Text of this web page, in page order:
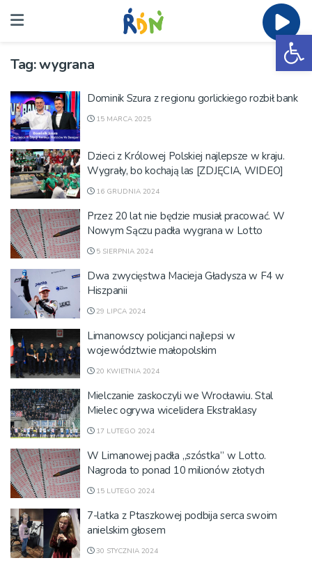
Tag:wygrana
Dominik Szura z regionu gorlickiego rozbił bank
15 MARCA 2025
Dzieci z Królowej Polskiej najlepsze w kraju.
Wygrały, bo kochają las [ZDJĘCIA, WIDEO]
16 GRUDNIA 2024
Przez 20 lat nie będzie musiał pracować. W
Nowym Sączu padła wygrana w Lotto
5 SIERPNIA 2024
Dwa zwycięstwa Macieja Gładysza w F4 w
Hiszpanii
29 LIPCA 2024
Limanowscy policjanci najlepsi w
województwie małopolskim
20 KWIETNIA 2024
Mielczanie zaskoczyli we Wrocławiu. Stal
Mielec ogrywa wicelidera Ekstraklasy
17 LUTEGO 2024
W Limanowej padła „szóstka” w Lotto.
Nagroda to ponad 10 milionów złotych
15 LUTEGO 2024
7-latka z Ptaszkowej podbija serca swoim
anielskim głosem
30 STYCZNIA 2024